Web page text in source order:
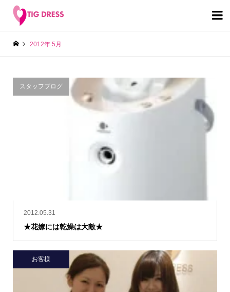

2012年 5月
2012.05.31
★花嫁には乾燥は大敵★
スタッフブログ
お客様